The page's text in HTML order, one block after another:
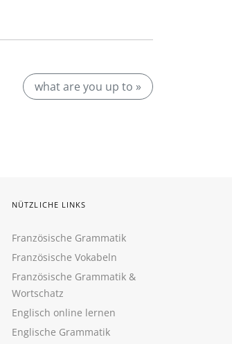
what are you up to »
NÜTZLICHE LINKS
Französische Grammatik
Französische Vokabeln
Französische Grammatik &
Wortschatz
Englisch online lernen
Englische Grammatik